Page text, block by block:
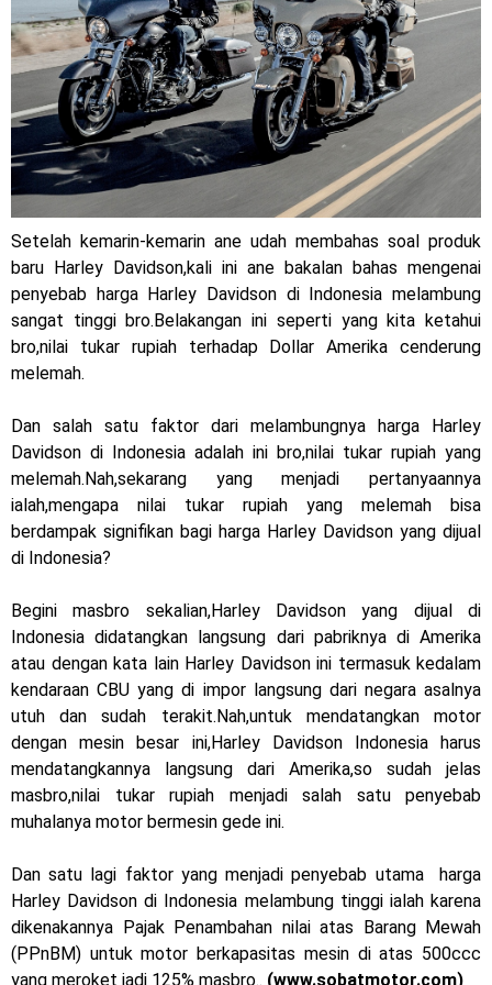
Jelajah Petualangan Tanpa Batas
Yamalube Power XP Matic resmi dirilis untuk skutik Blue
Core 125cc dengan mobilitas tinggi
Yamaha Indonesia Rilis Warna Baru Fazzio Hybrid yang lebih
Eye Catchy & Kece Abis
Sudah pakai diskbrake belakang ! Yamaha Indonesia Resmi
perkenalkan Aerox Alpha 155 Turbo !
Yamaha Nmax Turbo 155 sudah lahir, Aerox Turbo hanya
Honda Indonesia resmi jual New CBR 1000RR-R Fireblade
2025, harganya mantap !
Dukung MotoGP Mandalika 2024, AHM serahkan 10 unit
Sudah pakai winglet Karbon, Yamaha resmi merilis YZF-R1
dan YZF-R1M model 2025 !
Begini penampakan livery Kawasaki Ninja ZX-25RR KRT
Edition 2025
Berkenalan dengan KTM 990 RC R, jagoan baru dari KTM !
Penampakan tim Red Bull KTM Factory Racing musim 2024 !
MotoGP : Francesco Bagnaia Juara Dunia MotoGP musim
Setelah kemarin-kemarin ane udah membahas soal produk
baru Harley Davidson,kali ini ane bakalan bahas mengenai
penyebab harga Harley Davidson di Indonesia melambung
sangat tinggi bro.Belakangan ini seperti yang kita ketahui
bro,nilai tukar rupiah terhadap Dollar Amerika cenderung
melemah.
Dan salah satu faktor dari melambungnya harga Harley
Davidson di Indonesia adalah ini bro,nilai tukar rupiah yang
melemah.Nah,sekarang yang menjadi pertanyaannya
ialah,mengapa nilai tukar rupiah yang melemah bisa
berdampak signifikan bagi harga Harley Davidson yang dijual
di Indonesia?
Begini masbro sekalian,Harley Davidson yang dijual di
Indonesia didatangkan langsung dari pabriknya di Amerika
atau dengan kata lain Harley Davidson ini termasuk kedalam
kendaraan CBU yang di impor langsung dari negara asalnya
utuh dan sudah terakit.Nah,untuk mendatangkan motor
dengan mesin besar ini,Harley Davidson Indonesia harus
mendatangkannya langsung dari Amerika,so sudah jelas
masbro,nilai tukar rupiah menjadi salah satu penyebab
muhalanya motor bermesin gede ini.
Dan satu lagi faktor yang menjadi penyebab utama harga
Harley Davidson di Indonesia melambung tinggi ialah karena
dikenakannya Pajak Penambahan nilai atas Barang Mewah
(PPnBM) untuk motor berkapasitas mesin di atas 500ccc
yang meroket jadi 125% masbro.. (www.sobatmotor.com)